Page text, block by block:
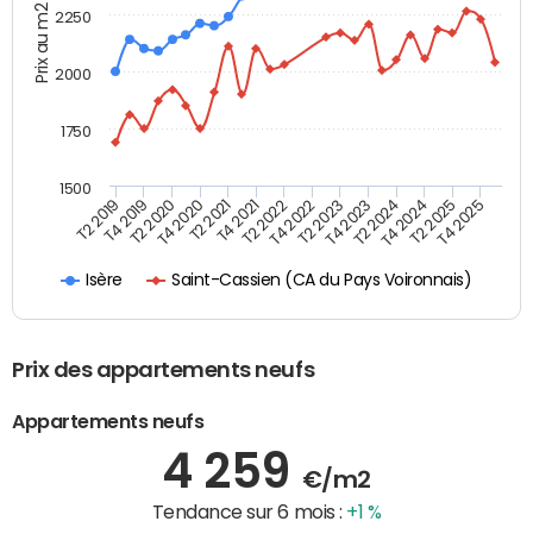
Prix au m2
Isère Saint-Cassien (CA du Pays Voironnais)
T2 2019T4 2019T2 2020T4 2020T2 2021T4 2021T2 2022T4 2022T2 2023T4 2023T2 2024T4 2024T2 2025T4 2025
1500
1750
2000
2250
Prix des appartements neufs
Appartements neufs
4 259 €/m2
Tendance sur 6 mois : +1 %